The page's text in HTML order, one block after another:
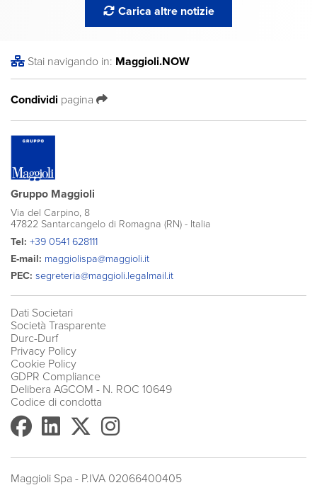
Carica altre notizie
Stai navigando in: Maggioli.NOW
Condividi pagina
Gruppo Maggioli
Via del Carpino, 8
47822 Santarcangelo di Romagna (RN) - Italia
Tel: +39 0541 628111
E-mail: maggiolispa@maggioli.it
PEC: segreteria@maggioli.legalmail.it
Dati Societari
Società Trasparente
Durc-Durf
Privacy Policy
Cookie Policy
GDPR Compliance
Delibera AGCOM - N. ROC 10649
Codice di condotta
Maggioli Spa - P.IVA 02066400405